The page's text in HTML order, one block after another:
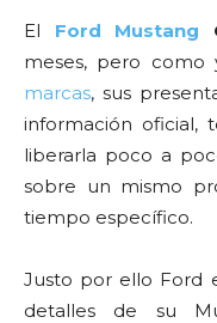
El Ford Mustang
meses, pero como
marcas, sus
información oficial,
liberarla poco a
sobre un mismo
tiempo específico.
Justo por ello Ford
detalles de su